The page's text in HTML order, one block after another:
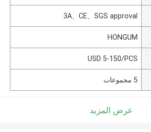
3A、CE、SGS approval
HONGUM
USD 5-150/PCS
5 مجموعات
عرض المزيد